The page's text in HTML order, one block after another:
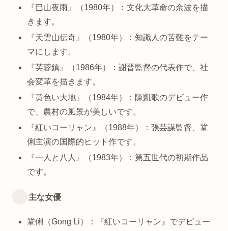
『巴山夜雨』（1980年）：文化大革命の余波を描
きます。
『天雲山伝奇』（1980年）：知識人の苦難をテー
マにします。
『芙蓉鎮』（1986年）：謝晋監督の代表作で、社
会変革を描きます。
『黄色い大地』（1984年）：陳凱歌のデビュー作
で、農村の風景が美しいです。
『紅いコーリャン』（1988年）：張芸謀監督、鞏
俐主演の国際的ヒット作です。
『一人と八人』（1983年）：第五世代の初期作品
です。
主な女優
鞏俐（Gong Li）：『紅いコーリャン』でデビュー